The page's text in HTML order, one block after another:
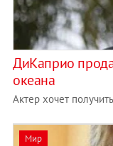
ДиКаприо
океана
Актер хочет
Мир